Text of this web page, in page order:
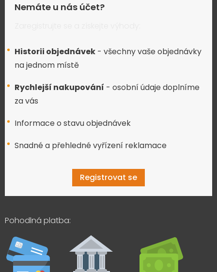
Nemáte u nás účet?
Historii objednávek - všechny vaše objednávky
na jednom místě
Rychlejší nakupování - osobní údaje doplníme
za vás
Informace o stavu objednávek
Snadné a přehledné vyřízení reklamace
Registrovat se
Pohodlná platba: